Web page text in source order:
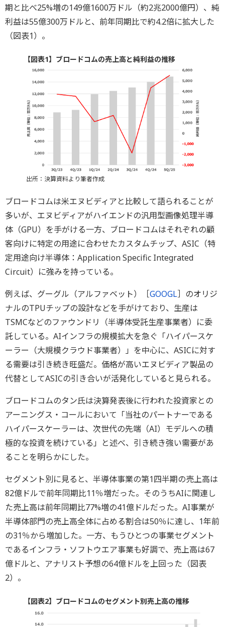
期と比べ25%増の149億1600万ドル（約2兆2000億円）、純
利益は55億300万ドルと、前年同期比で約4.2倍に拡大した
（図表1）。
【図表1】ブロードコムの売上高と純利益の推移
出所：決算資料より筆者作成
ブロードコムは米エヌビディアと比較して語られることが
多いが、エヌビディアがハイエンドの汎用型画像処理半導
体（GPU）を手がける一方、ブロードコムはそれぞれの顧
客向けに特定の用途に合わせたカスタムチップ、ASIC（特
定用途向け半導体：Application Specific Integrated
Circuit）に強みを持っている。
例えば、グーグル（アルファベット）［GOOGL］のオリジ
ナルのTPUチップの設計などを手がけており、生産は
TSMCなどのファウンドリ（半導体受託生産事業者）に委
託している。AIインフラの規模拡大を急ぐ「ハイパースケ
ーラー（大規模クラウド事業者）」を中心に、ASICに対す
る需要は引き続き旺盛だ。価格が高いエヌビディア製品の
代替としてASICの引き合いが活発化していると見られる。
ブロードコムのタン氏は決算発表後に行われた投資家との
アーニングス・コールにおいて「当社のパートナーである
ハイパースケーラーは、次世代の先端（AI）モデルへの積
極的な投資を続けている」と述べ、引き続き強い需要があ
ることを明らかにした。
セグメント別に見ると、半導体事業の第1四半期の売上高は
82億ドルで前年同期比11％増だった。そのうちAIに関連し
た売上高は前年同期比77%増の41億ドルだった。AI事業が
半導体部門の売上高全体に占める割合は50％に達し、1年前
の31％から増加した。一方、もうひとつの事業セグメント
であるインフラ・ソフトウエア事業も好調で、売上高は67
億ドルと、アナリスト予想の64億ドルを上回った（図表
2）。
【図表2】ブロードコムのセグメント別売上高の推移